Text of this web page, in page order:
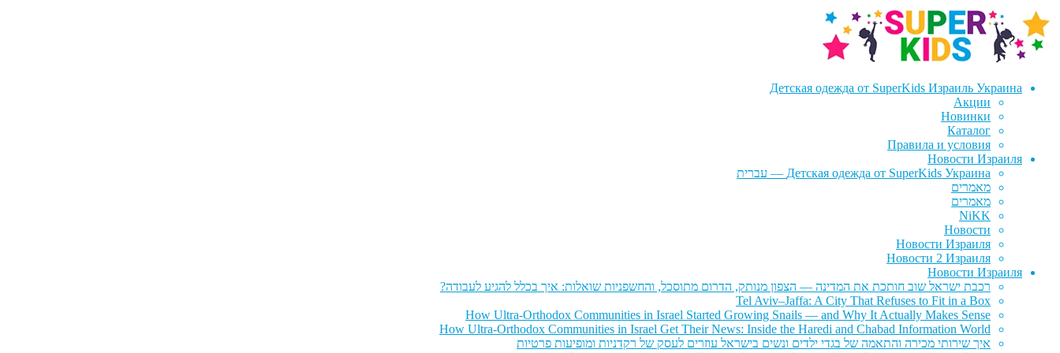
דלג
לניווט
לדלג
לתוכן
Детская одежда от SuperKids Израиль Украина
Акции
Новинки
Каталог
Правила и условия
Новости Израиля
Детская одежда от SuperKids Украина — עברית
מאמרים
מאמרים
NiKK
Новости
Новости Израиля
Новости 2 Израиля
Новости Израиля
רכבת ישראל שוב חותכת את המדינה — הצפון מנותק, הדרום מתוסכל, והחשפניות שואלות: איך בכלל להגיע לעבודה?
Tel Aviv–Jaffa: A City That Refuses to Fit in a Box
How Ultra-Orthodox Communities in Israel Started Growing Snails — and Why It Actually Makes Sense
How Ultra-Orthodox Communities in Israel Get Their News: Inside the Haredi and Chabad Information World
איך שירותי מכירה והתאמה של בגדי ילדים ונשים בישראל עוזרים לעסק של רקדניות ומופיעות פרטיות